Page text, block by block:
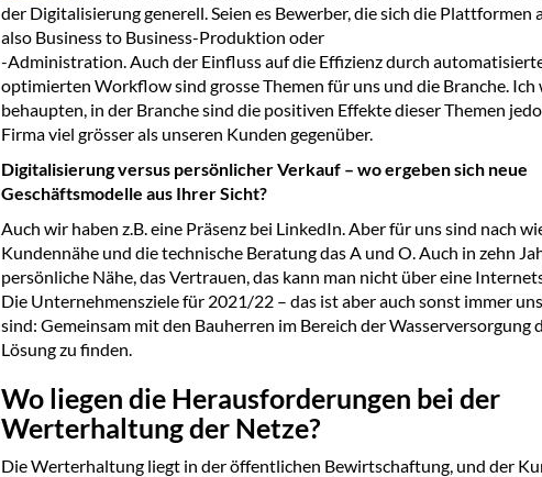
der Digitalisierung generell. Seien es Bewerber, die sich die Plattformen
also Business to Business-Produktion oder
-Administration. Auch der Einfluss auf die Effizienz durch
optimierten Workflow sind grosse Themen für uns und die Branche. Ich
behaupten, in der Branche sind die positiven Effekte dieser Themen
Firma viel grösser als unseren Kunden gegenüber.
Digitalisierung versus persönlicher Verkauf – wo ergeben sich neue
Geschäftsmodelle aus Ihrer Sicht?
Auch wir haben z.B. eine Präsenz bei LinkedIn. Aber für uns sind nach
Kundennähe und die technische Beratung das A und O. Auch in zehn
persönliche Nähe, das Vertrauen, das kann man nicht über eine
Die Unternehmensziele für 2021/22 – das ist aber auch sonst immer
sind: Gemeinsam mit den Bauherren im Bereich der Wasserversorgung
Lösung zu finden.
Wo liegen die Herausforderungen bei der
Werterhaltung der Netze?
Die Werterhaltung liegt in der öffentlichen Bewirtschaftung, und der